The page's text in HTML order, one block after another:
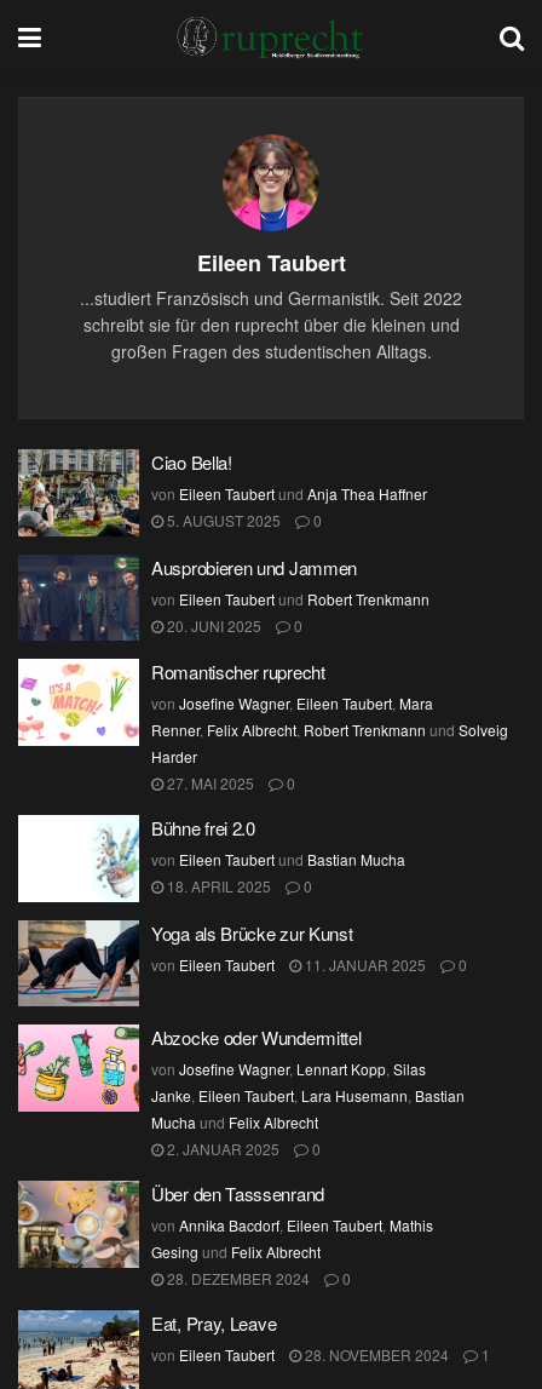
Eileen Taubert
...studiert Französisch und Germanistik. Seit 2022
schreibt sie für den ruprecht über die kleinen und
großen Fragen des studentischen Alltags.
Ciao Bella!
von Eileen Taubertund Anja Thea Haffner
5. AUGUST 2025
0
Ausprobieren und Jammen
von Eileen Taubertund Robert Trenkmann
20. JUNI 2025
0
Romantischer ruprecht
von Josefine Wagner, Eileen Taubert, Mara
Renner, Felix Albrecht, Robert Trenkmann und Solveig
Harder
27. MAI 2025
0
Bühne frei 2.0
von Eileen Taubertund Bastian Mucha
18. APRIL 2025
0
Yoga als Brücke zur Kunst
von Eileen Taubert 11. JANUAR 2025 0
Abzocke oder Wundermittel
von Josefine Wagner, Lennart Kopp, Silas
Janke, Eileen Taubert, Lara Husemann, Bastian
Mucha und Felix Albrecht
2. JANUAR 2025
0
Über den Tasssenrand
von Annika Bacdorf, Eileen Taubert, Mathis
Gesing und Felix Albrecht
28. DEZEMBER 2024
0
Eat, Pray, Leave
von Eileen Taubert 28. NOVEMBER 2024 1